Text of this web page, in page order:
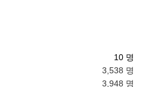
10 명
3,538 명
3,948 명